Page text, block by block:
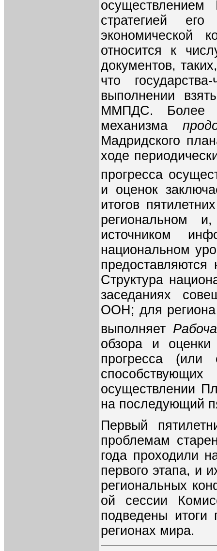
стратегией
относится к
документов,
что
выполнении
ММПДС. Более
механизма
Мадридского
ходе
прогресса
и оценок
итогов
региональном
источником
национальном
Структура
заседаниях
ООН; для региона
выполняет
обзора и
прогресса (или
осуществлении
на последующий
Первый
проблемам
года проходили
первого этапа, и
региональных
ой сессии
подведены итоги
регионах мира.